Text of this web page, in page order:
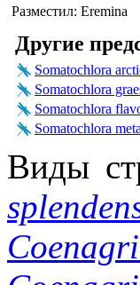
Разместил: Eremina
Другие
Somatochlora
Somatochlora
Somatochlora
Somatochlora
Виды